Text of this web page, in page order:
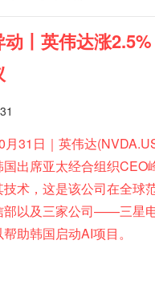
动丨英伟达涨
月31日｜英伟达
国出席亚太经合组织
术，这是该公司在全球
部以及三家公司——三星
助韩国启动AI项目。